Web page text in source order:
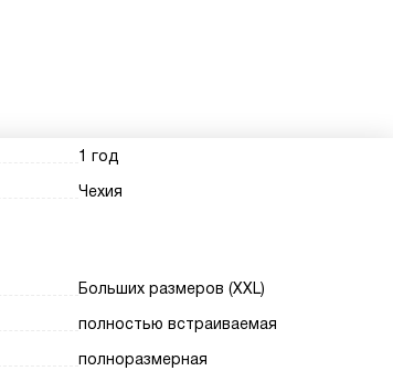
1 год
Чехия
Больших размеров (XXL)
полностью встраиваемая
полноразмерная